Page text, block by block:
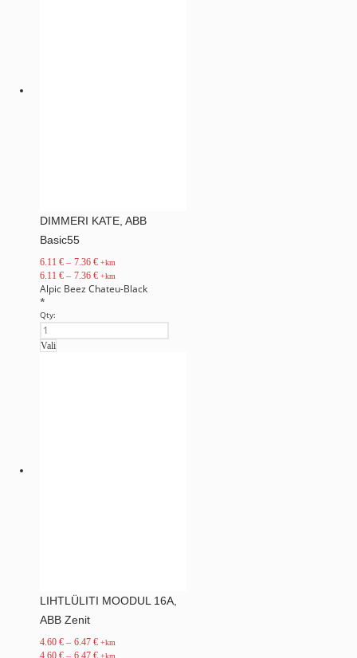
DIMMERI KATE, ABB
Basic55
6.11€ – 7.36 € +km
6.11€ – 7.36 € +km
Alpic Beez Chateu-Black
*
Qty:
Vali
LIHTLÜLITI MOODUL 16A,
ABB Zenit
4.60€ – 6.47 € +km
4.60€ – 6.47 € +km